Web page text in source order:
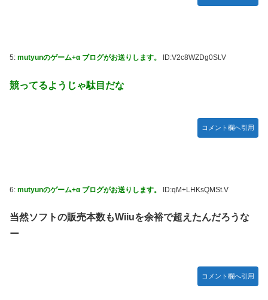
5: mutyunのゲーム+α ブログがお送りします。 ID:V2c8WZDg0St.V
競ってるようじゃ駄目だな
コメント欄へ引用
6: mutyunのゲーム+α ブログがお送りします。 ID:qM+LHKsQMSt.V
当然ソフトの販売本数もWiiuを余裕で超えたんだろうな
ー
コメント欄へ引用